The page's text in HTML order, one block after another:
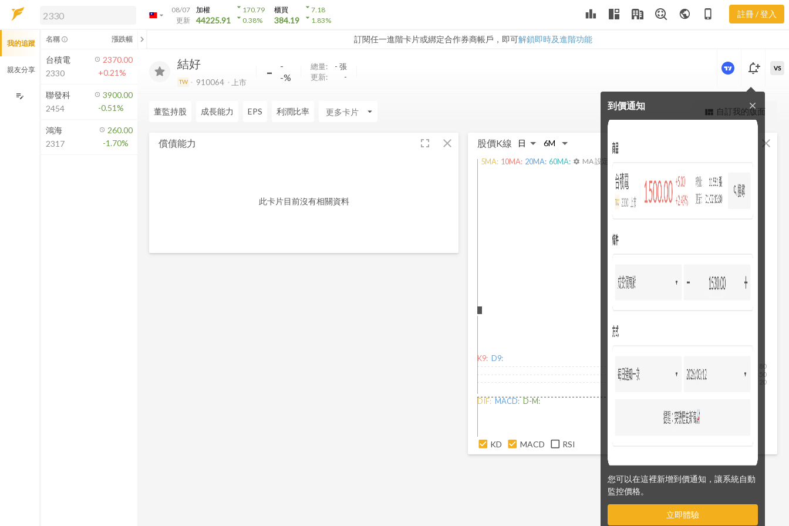
arrow_drop_down
08/07
更新
加權
44225.91
arrow_drop_down170.79
arrow_drop_down0.38%
櫃買
384.19
arrow_drop_down7.18
arrow_drop_down1.83% leaderboard public phone_iphone 註冊 / 登入
訂閱任一進階卡片或綁定合作券商帳戶，即可解鎖即時及進階功能
解鎖即時行情及進階功能
方案」，即可解鎖以下功能：
即時行情
即時市況與排行
成交金額熱力圖
前往方案訂閱
如何綁定合作券商
能力
結好
TW 910064 上市 -
-
-%
總量: - 張
更新:
-
更強大的進階價量圖表
notification_add
到價通知
您可以在這裡新增到價通知，讓系統自動
監控價格。
立即體驗
close
VS
董監持股 成長能力 EPS 利潤比率 arrow_drop_down view_quilt 自訂我的版面
償債能力 fullscreen close
此卡片目前沒有相關資料
股價K線 close
5MA: 10MA: 20MA: 60MA: settings MA 設定
K9: D9:
20
50
80
DIF: MACD: D-M:
KD MACD RSI
我的追蹤
親友分享
edit_note
名稱 info_outline 漲跌幅 chevron_left
台積電
2330
2370.00
+0.21%
聯發科
2454
3900.00
-0.51%
鴻海
2317
260.00
-1.70%